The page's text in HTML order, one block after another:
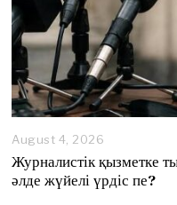
August 4, 2026
g
u
Журналистік қызметке
әлде жүйелі үрдіс пе?